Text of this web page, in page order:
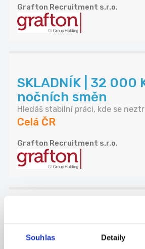
Souhlas Detaily
Grafton Recruitment s.r.o.
SKLADNÍK | 32 000
nočních směn
Hledáš stabilní práci, kde se
Celá ČR
Grafton Recruitment s.r.o.
Manažer
Allianz | Náborový